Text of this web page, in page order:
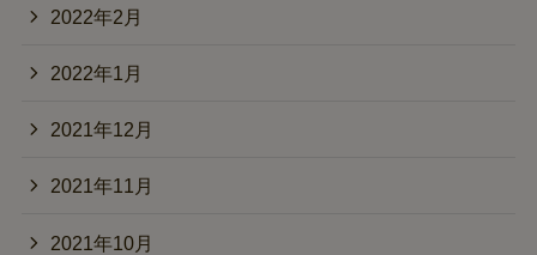
2022年2月
2022年1月
2021年12月
2021年11月
2021年10月